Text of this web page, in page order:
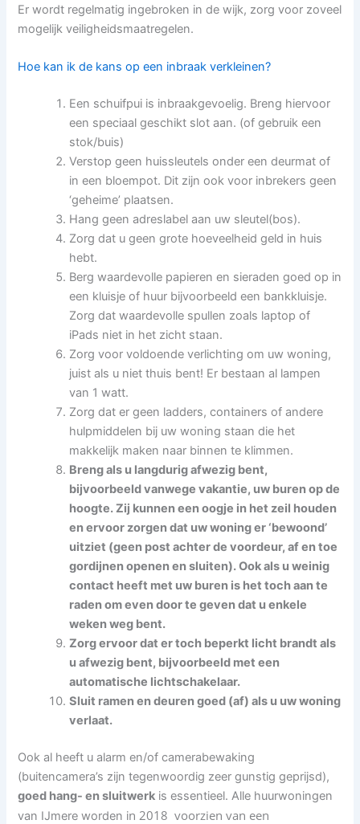
Er wordt regelmatig ingebroken in de wijk, zorg voor zoveel
mogelijk veiligheidsmaatregelen.
Hoe kan ik de kans op een inbraak verkleinen?
Een schuifpui is inbraakgevoelig. Breng hiervoor
een speciaal geschikt slot aan. (of gebruik een
stok/buis)
Verstop geen huissleutels onder een deurmat of
in een bloempot. Dit zijn ook voor inbrekers geen
‘geheime’ plaatsen.
Hang geen adreslabel aan uw sleutel(bos).
Zorg dat u geen grote hoeveelheid geld in huis
hebt.
Berg waardevolle papieren en sieraden goed op in
een kluisje of huur bijvoorbeeld een bankkluisje.
Zorg dat waardevolle spullen zoals laptop of
iPads niet in het zicht staan.
Zorg voor voldoende verlichting om uw woning,
juist als u niet thuis bent! Er bestaan al lampen
van 1 watt.
Zorg dat er geen ladders, containers of andere
hulpmiddelen bij uw woning staan die het
makkelijk maken naar binnen te klimmen.
Breng als u langdurig afwezig bent,
bijvoorbeeld vanwege vakantie, uw buren op de
hoogte. Zij kunnen een oogje in het zeil houden
en ervoor zorgen dat uw woning er ‘bewoond’
uitziet (geen post achter de voordeur, af en toe
gordijnen openen en sluiten). Ook als u weinig
contact heeft met uw buren is het toch aan te
raden om even door te geven dat u enkele
weken weg bent.
Zorg ervoor dat er toch beperkt licht brandt als
u afwezig bent, bijvoorbeeld met een
automatische lichtschakelaar.
Sluit ramen en deuren goed (af) als u uw woning
verlaat.
Ook al heeft u alarm en/of camerabewaking
(buitencamera’s zijn tegenwoordig zeer gunstig geprijsd),
goed hang- en sluitwerk is essentieel. Alle huurwoningen
van IJmere worden in 2018 voorzien van een